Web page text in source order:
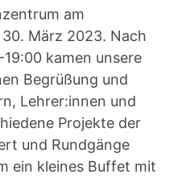
am
März 2023. Nach
kamen unsere
Begrüßung und
Lehrer:innen und
Projekte der
und Rundgänge
ein kleines Buffet mit